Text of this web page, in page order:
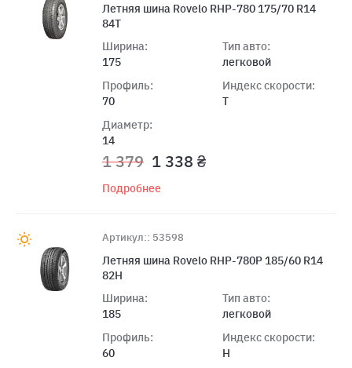
Летняя шина Rovelo RHP-780 175/70 R14
84T
Ширина:
175
Профиль:
70
Диаметр:
14
Тип авто:
легковой
Индекс скорости:
T
1 379 1 338 ₴
Подробнее
Артикул:: 53598
Летняя шина Rovelo RHP-780P 185/60 R14
82H
Ширина:
185
Профиль:
60
Тип авто:
легковой
Индекс скорости:
H